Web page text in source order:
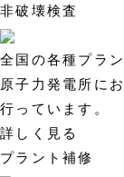
非破壊検査
全国の各種プラ
原子力発電所に
行っています。
詳しく見る
プラント補修